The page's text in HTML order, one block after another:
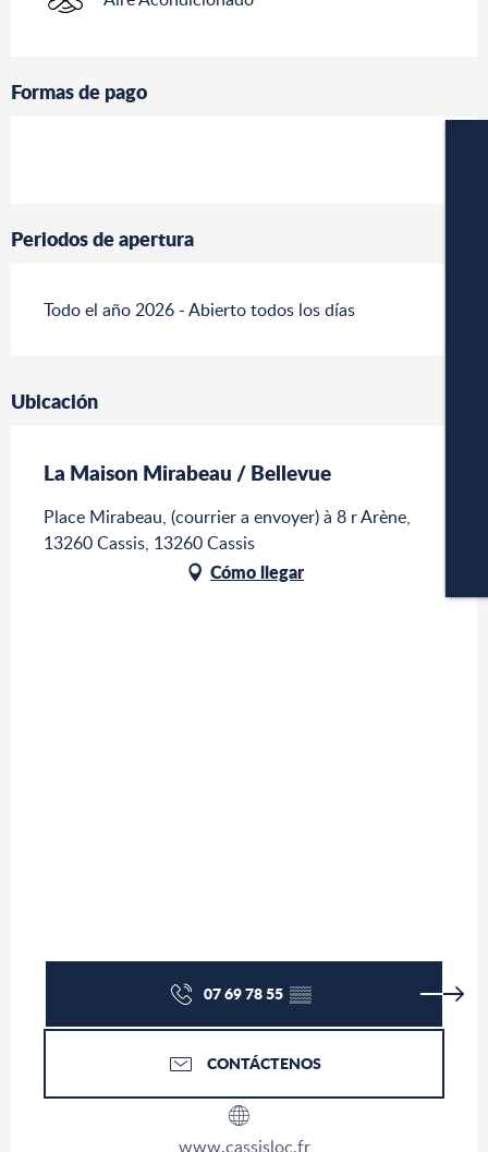
Formas de pago
Periodos de apertura
Todo el año 2026 - Abierto todos los días
Ubicación
La Maison Mirabeau / Bellevue
Place Mirabeau, (courrier a envoyer) à 8 r Arène,
13260 Cassis, 13260 Cassis
Cómo llegar
07 69 78 55▒▒
CONTÁCTENOS
www.cassisloc.fr